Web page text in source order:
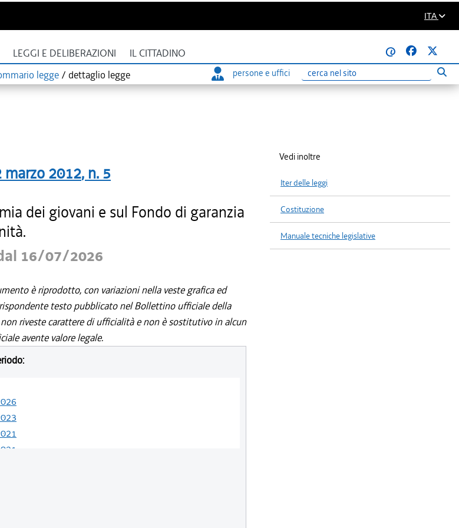
ITA
LEGGI E DELIBERAZIONI IL CITTADINO
@
legge / dettaglio legge persone e uffici
Ricerca
marzo 2012, n. 5
dei giovani e sul Fondo di garanzia
16/07/2026
è riprodotto, con variazioni nella veste grafica ed
testo pubblicato nel Bollettino ufficiale della
riveste carattere di ufficialità e non è sostitutivo in alcun
avente valore legale.
Vedi inoltre
Iter delle leggi
Costituzione
Manuale tecniche legislative